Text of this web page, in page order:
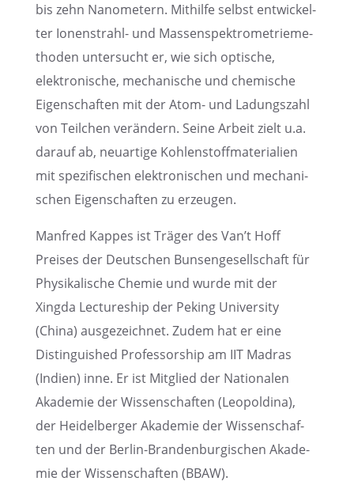
bis zehn Nanome­tern. Mithilfe selbst entwi­ckel­
ter Ionen­strahl- und Massen­spek­tro­me­trie­me­
tho­den unter­sucht er, wie sich optische,
elektro­ni­sche, mecha­ni­sche und chemi­sche
Eigen­schaf­ten mit der Atom- und Ladungs­zahl
von Teilchen verän­dern. Seine Arbeit zielt u.a.
darauf ab, neuar­tige Kohlen­stoff­ma­te­ria­lien
mit spezi­fi­schen elektro­ni­schen und mecha­ni­
schen Eigen­schaf­ten zu erzeugen.
Manfred Kappes ist Träger des Van’t Hoff
Preises der Deutschen Bunsen­ge­sell­schaft für
Physi­ka­li­sche Chemie und wurde mit der
Xingda Lecture­ship der Peking Univer­sity
(China) ausge­zeich­net. Zudem hat er eine
Distin­gu­is­hed Profes­sor­ship am IIT Madras
(Indien) inne. Er ist Mitglied der Natio­na­len
Akade­mie der Wissen­schaf­ten (Leopol­dina),
der Heidel­ber­ger Akade­mie der Wissen­schaf­
ten und der Berlin-Branden­bur­gi­schen Akade­
mie der Wissen­schaf­ten (BBAW).